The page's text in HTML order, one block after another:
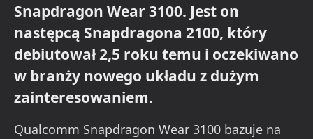
Snapdragon Wear 3100. Jest on
następcą Snapdragona 2100, który
debiutował 2,5 roku temu i oczekiwano
w branży nowego układu z dużym
zainteresowaniem.
Qualcomm Snapdragon Wear 3100 bazuje na